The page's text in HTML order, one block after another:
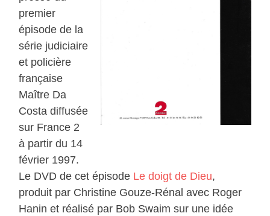
premier
épisode de la
série judiciaire
et policière
française
Maître Da
Costa diffusée
sur France 2
à partir du 14
février 1997.
Le DVD de cet épisode Le doigt de Dieu,
produit par Christine Gouze-Rénal avec Roger
Hanin et réalisé par Bob Swaim sur une idée